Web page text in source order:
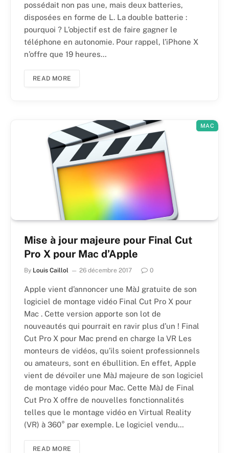
possédait non pas une, mais deux batteries,
disposées en forme de L. La double batterie :
pourquoi ? L’objectif est de faire gagner le
téléphone en autonomie. Pour rappel, l’iPhone X
n’offre que 19 heures…
READ MORE
MAC
Mise à jour majeure pour Final Cut
Pro X pour Mac d’Apple
By Louis Caillol 26 décembre 2017 0
Apple vient d’annoncer une MàJ gratuite de son
logiciel de montage vidéo Final Cut Pro X pour
Mac . Cette version apporte son lot de
nouveautés qui pourrait en ravir plus d’un ! Final
Cut Pro X pour Mac prend en charge la VR Les
monteurs de vidéos, qu’ils soient professionnels
ou amateurs, sont en ébullition. En effet, Apple
vient de dévoiler une MàJ majeure de son logiciel
de montage vidéo pour Mac. Cette MàJ de Final
Cut Pro X offre de nouvelles fonctionnalités
telles que le montage vidéo en Virtual Reality
(VR) à 360° par exemple. Le logiciel vendu…
READ MORE